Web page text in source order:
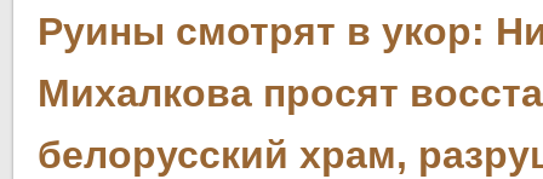
Руины смотрят в укор:
Михалкова просят
белорусский храм,